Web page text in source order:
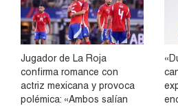
Jugador de La Roja
confirma romance con
actriz mexicana y provoca
polémica: «Ambos salían